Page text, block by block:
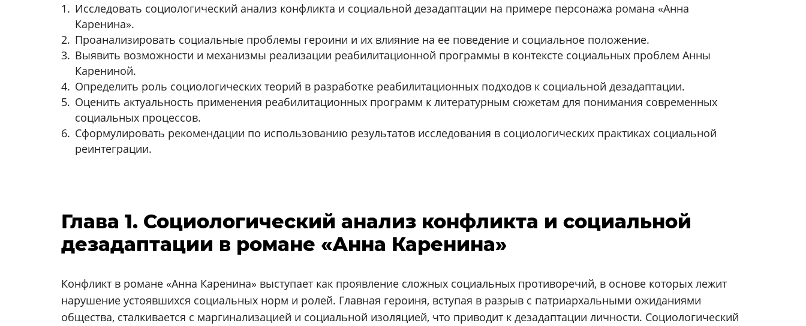
Исследовать социологический анализ конфликта и социальной дезадаптации на примере персонажа романа «Анна
Каренина».
Проанализировать социальные проблемы героини и их влияние на ее поведение и социальное положение.
Выявить возможности и механизмы реализации реабилитационной программы в контексте социальных проблем Анны
Карениной.
Определить роль социологических теорий в разработке реабилитационных подходов к социальной дезадаптации.
Оценить актуальность применения реабилитационных программ к литературным сюжетам для понимания современных
социальных процессов.
Сформулировать рекомендации по использованию результатов исследования в социологических практиках социальной
реинтеграции.
Глава 1. Социологический анализ конфликта и социальной
дезадаптации в романе «Анна Каренина»
Конфликт в романе «Анна Каренина» выступает как проявление сложных социальных противоречий, в основе которых лежит
нарушение устоявшихся социальных норм и ролей. Главная героиня, вступая в разрыв с патриархальными ожиданиями
общества, сталкивается с маргинализацией и социальной изоляцией, что приводит к дезадаптации личности. Социологический